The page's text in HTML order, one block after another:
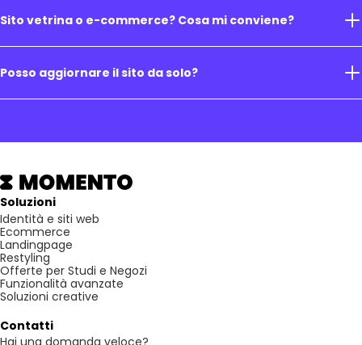
Sito vetrina o e-commerce? Cosa mi conviene?
Posso aggiornare il sito da solo?
Soluzioni
Identità e siti web
Ecommerce
Landingpage
Restyling
Offerte per Studi e Negozi
Funzionalità avanzate
Soluzioni creative
Contatti